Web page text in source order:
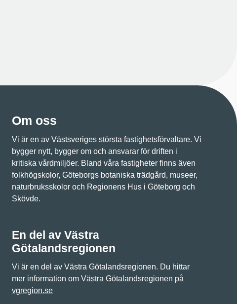
Om oss
Vi är en av Västsveriges största fastighetsförvaltare. Vi
bygger nytt, bygger om och ansvarar för driften i
kritiska vårdmiljöer. Bland våra fastigheter finns även
folkhögskolor, Göteborgs botaniska trädgård, museer,
naturbruksskolor och Regionens Hus i Göteborg och
Skövde.
En del av Västra
Götalandsregionen
Vi är en del av Västra Götalandsregionen. Du hittar
mer information om Västra Götalandsregionen på
vgregion.se